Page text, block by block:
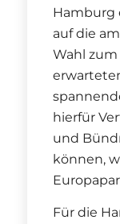
Hamburg
auf die
Wahl
hierfür
und
können,
Für die